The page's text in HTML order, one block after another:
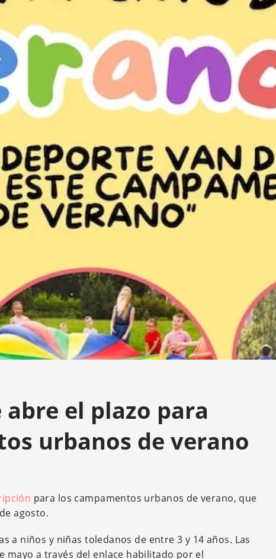
abre el plazo para
urbanos de verano
para los campamentos urbanos de verano, que
agosto.
a niños y niñas toledanos de entre 3 y 14 años. Las
a través del enlace habilitado por el